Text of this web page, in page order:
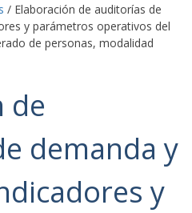
/ Elaboración de auditorías de
y parámetros operativos del
de personas, modalidad
de
demanda y
y